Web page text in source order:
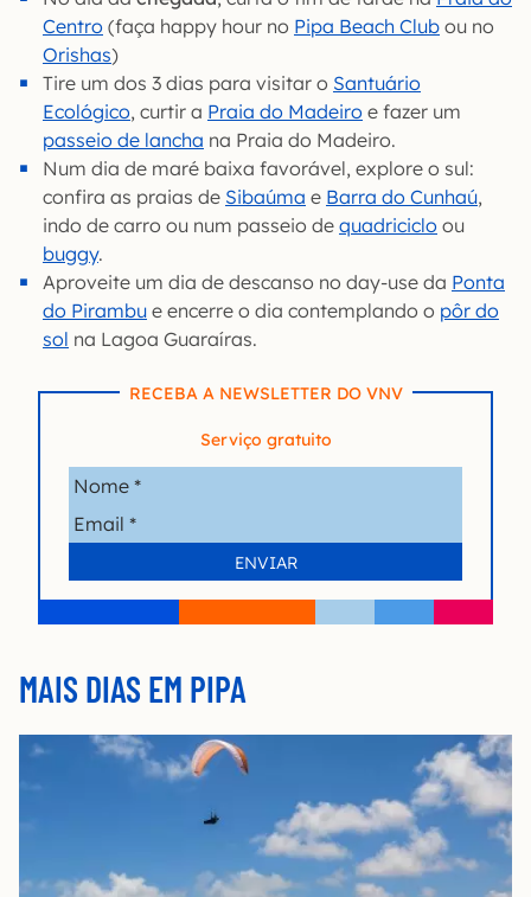
Centro (faça happy hour no Pipa Beach Club ou no
Orishas)
Tire um dos 3 dias para visitar o Santuário
Ecológico, curtir a Praia do Madeiro e fazer um
passeio de lancha na Praia do Madeiro.
Num dia de maré baixa favorável, explore o sul:
confira as praias de Sibaúma e Barra do Cunhaú,
indo de carro ou num passeio de quadriciclo ou
buggy.
Aproveite um dia de descanso no day-use da Ponta
do Pirambu e encerre o dia contemplando o pôr do
sol na Lagoa Guaraíras.
RECEBA A NEWSLETTER DO VNV
Serviço gratuito
MAIS DIAS EM PIPA